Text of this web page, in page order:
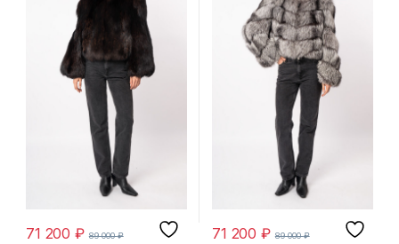
71 200₽ 89 000₽ 71 200₽ 89 000₽